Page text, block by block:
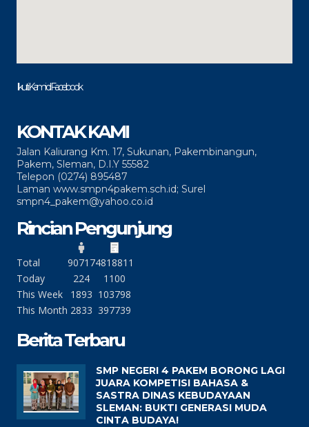
Ikuti Kami di Facebook
KONTAK KAMI
Jalan Kaliurang Km. 17, Sukunan, Pakembinangun,
Pakem, Sleman, D.I.Y 55582
Telepon (0274) 895487
Laman www.smpn4pakem.sch.id; Surel
smpn4_pakem@yahoo.co.id
Rincian Pengunjung
Total 907174818811
Today
224
1100
This Week
1893 103798
This Month 2833 397739
Berita Terbaru
SMP NEGERI 4 PAKEM BORONG LAGI
JUARA KOMPETISI BAHASA &
SASTRA DINAS KEBUDAYAAN
SLEMAN: BUKTI GENERASI MUDA
CINTA BUDAYA!